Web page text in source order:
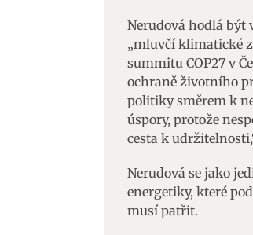
Nerudová hodlá být
„mluvčí klimatické
summitu COP27 v
ochraně životního
politiky směrem k
úspory, protože
cesta k
Nerudová se jako
energetiky, které
musí patřit.